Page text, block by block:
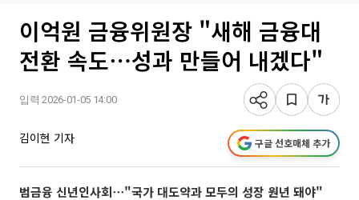
이억원 금융위원장 "새해 금융대
전환 속도⋯성과 만들어 내겠다"
입력 2026-01-05 14:00
김이현 기자 구글 선호매체 추가
범금융 신년인사회⋯"국가 대도약과 모두의 성장 원년 돼야"